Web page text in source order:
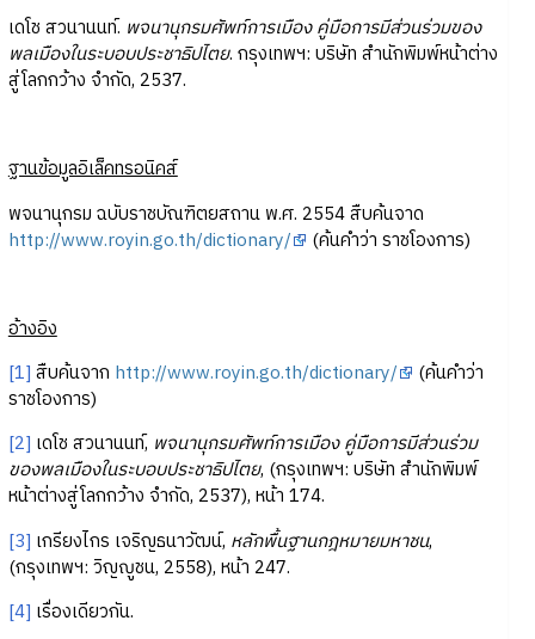
เดโช สวนานนท์. พจนานุกรมศัพท์การเมือง คู่มือการมีส่วนร่วมของ
พลเมืองในระบอบประชาธิปไตย. กรุงเทพฯ: บริษัท สำนักพิมพ์หน้าต่าง
สู่โลกกว้าง จำกัด, 2537.
ฐานข้อมูลอิเล็คทรอนิคส์
พจนานุกรม ฉบับราชบัณฑิตยสถาน พ.ศ. 2554 สืบค้นจาด
http://www.royin.go.th/dictionary/
(ค้นคำว่า ราชโองการ)
อ้างอิง
[1] สืบค้นจาก http://www.royin.go.th/dictionary/
(ค้นคำว่า
ราชโองการ)
[2] เดโช สวนานนท์, พจนานุกรมศัพท์การเมือง คู่มือการมีส่วนร่วม
ของพลเมืองในระบอบประชาธิปไตย, (กรุงเทพฯ: บริษัท สำนักพิมพ์
หน้าต่างสู่โลกกว้าง จำกัด, 2537), หน้า 174.
[3] เกรียงไกร เจริญธนาวัฒน์, หลักพื้นฐานกฎหมายมหาชน,
(กรุงเทพฯ: วิญญูชน, 2558), หน้า 247.
[4] เรื่องเดียวกัน.